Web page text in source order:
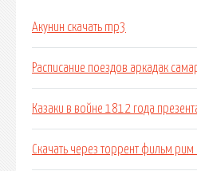
Акунин скачать mp3
Расписание поездов аркадак
Казаки в войне 1812 года
Скачать через торрент фильм